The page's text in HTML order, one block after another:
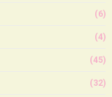
(6)
(4)
(45)
(32)